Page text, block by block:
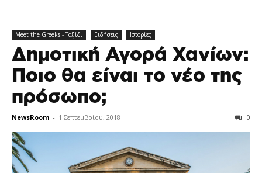
Meet the Greeks - Ταξίδι Ειδήσεις Ιστορίες
Δημοτική Αγορά Χανίων:
Ποιο θα είναι το νέο της
πρόσωπο;
NewsRoom - 1 Σεπτεμβρίου, 2018 0